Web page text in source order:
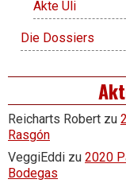
Akte Uli
Die Dossiers
Reicharts Robert zu
Rasgón
VeggiEddi zu 2020
Bodegas